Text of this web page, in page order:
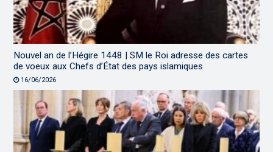
Nouvel an de l’Hégire 1448 | SM le Roi adresse des cartes
de voeux aux Chefs d’État des pays islamiques
16/06/2026